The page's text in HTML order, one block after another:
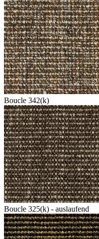
Boucle 342(k)
Boucle 325(k) - auslaufend